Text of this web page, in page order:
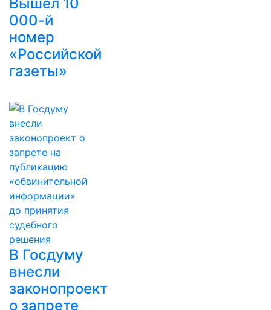
000-й
номер
«Российской
газеты»
В Госдуму
внесли
законопроект
о запрете